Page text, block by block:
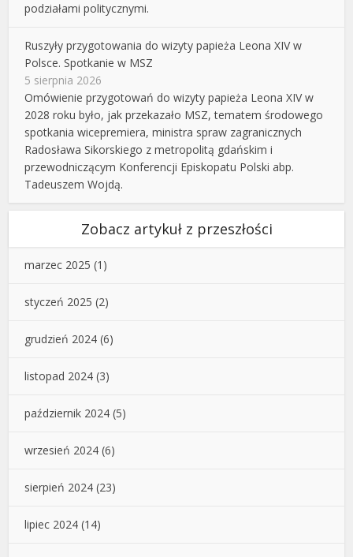
podziałami politycznymi.
Ruszyły przygotowania do wizyty papieża Leona XIV w
Polsce. Spotkanie w MSZ
5 sierpnia 2026
Omówienie przygotowań do wizyty papieża Leona XIV w
2028 roku było, jak przekazało MSZ, tematem środowego
spotkania wicepremiera, ministra spraw zagranicznych
Radosława Sikorskiego z metropolitą gdańskim i
przewodniczącym Konferencji Episkopatu Polski abp.
Tadeuszem Wojdą.
Zobacz artykuł z przeszłości
marzec 2025 (1)
styczeń 2025 (2)
grudzień 2024 (6)
listopad 2024 (3)
październik 2024 (5)
wrzesień 2024 (6)
sierpień 2024 (23)
lipiec 2024 (14)